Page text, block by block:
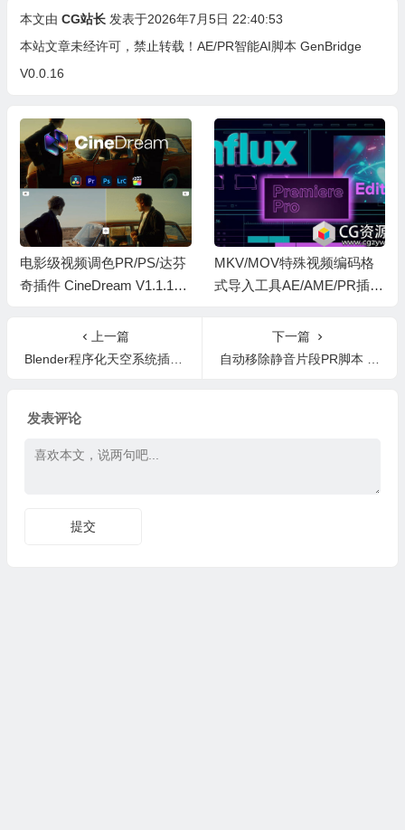
本文由 CG站长 发表于2026年7月5日 22:40:53
本站文章未经许可，禁止转载！ AE/PR智能AI脚本 GenBridge
V0.0.16
电影级视频调色PR/PS/达芬
奇插件 CineDream V1.1.11
MKV/MOV特殊视频编码格
式导入工具AE/AME/PR插件
上一篇
Blender程序化天空系统插件 Pure-Sky Pro v7.0.39
下一篇
自动移除静音片段PR脚本 Shhh V1.0.1 + 使用教程
发表评论